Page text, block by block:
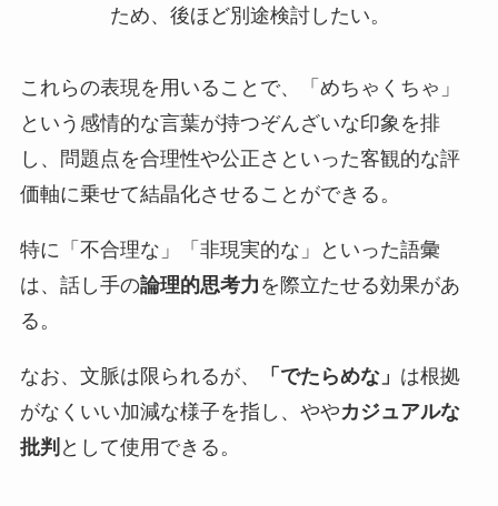
ため、後ほど別途検討したい。
これらの表現を用いることで、「めちゃくちゃ」
という感情的な言葉が持つぞんざいな印象を排
し、問題点を合理性や公正さといった客観的な評
価軸に乗せて結晶化させることができる。
特に「不合理な」「非現実的な」といった語彙
は、話し手の論理的思考力 を際立たせる効果があ
る。
なお、文脈は限られるが、 「でたらめな」 は根拠
がなくいい加減な様子を指し、ややカジュアルな
批判 として使用できる。